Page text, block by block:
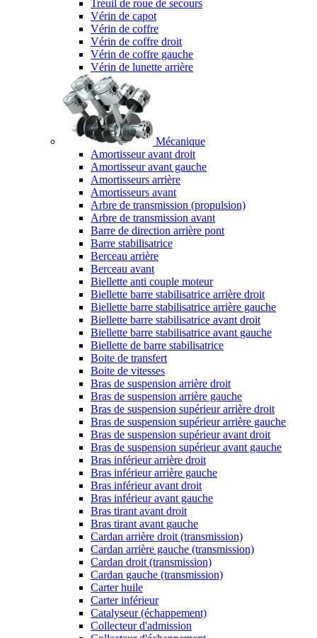
Treuil de roue de secours
Vérin de capot
Vérin de coffre
Vérin de coffre droit
Vérin de coffre gauche
Vérin de lunette arrière
Mécanique
Amortisseur avant droit
Amortisseur avant gauche
Amortisseurs arrière
Amortisseurs avant
Arbre de transmission (propulsion)
Arbre de transmission avant
Barre de direction arrière pont
Barre stabilisatrice
Berceau arrière
Berceau avant
Biellette anti couple moteur
Biellette barre stabilisatrice arrière droit
Biellette barre stabilisatrice arrière gauche
Biellette barre stabilisatrice avant droit
Biellette barre stabilisatrice avant gauche
Biellette de barre stabilisatrice
Boite de transfert
Boite de vitesses
Bras de suspension arrière droit
Bras de suspension arrière gauche
Bras de suspension supérieur arrière droit
Bras de suspension supérieur arrière gauche
Bras de suspension supérieur avant droit
Bras de suspension supérieur avant gauche
Bras inférieur arrière droit
Bras inférieur arrière gauche
Bras inférieur avant droit
Bras inférieur avant gauche
Bras tirant avant droit
Bras tirant avant gauche
Cardan arrière droit (transmission)
Cardan arrière gauche (transmission)
Cardan droit (transmission)
Cardan gauche (transmission)
Carter huile
Carter inférieur
Catalyseur (échappement)
Collecteur d'admission